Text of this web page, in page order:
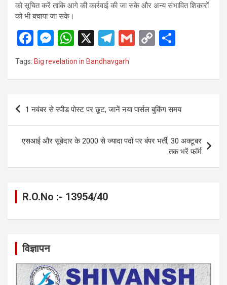
को सूचित करें ताकि आगे की कार्रवाई की जा सके और अन्य संभावित शिकारों
को भी बचाया जा सके।
F
a
ce
o
k
M
es
se
g
W
h
at
A
p
X
T
el
e
a
G
C
n
k
Tags: Big revelation in Bandhavgarh
Post
1 नवंबर से स्पीड पोस्ट पर छूट, जानें नया पार्सल बुकिंग समय
एसआई और सूबेदार के 2000 से ज्यादा पदों पर बंपर भर्ती, 30 अक्टूबर
तक भरें फॉर्म
R.O.No :- 13954/40
विज्ञापन